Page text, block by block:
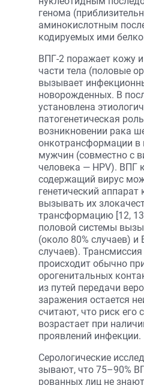
генома
аминокислотным
кодируемых ими
ВПГ-2 поражает кожу
части тела (половые
вызывает
новорожденных. В
установлена
патогенетическая
возникновении рака
онкотрансформации в
мужчин (совместно с
человека — HPV). ВПГ
содержащий вирус
генетический аппарат
вызывать их
трансформацию [12,
половой системы
(около 80% случаев) и
случаев).
происходит обычно
орогенитальных
из путей передачи
заражения остается
считают, что риск его
возрастает при
проявлений инфекции.
Серологические
зывают, что 75–90%
рованных лиц не